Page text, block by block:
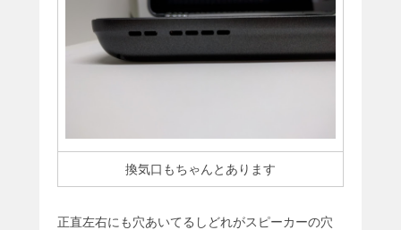
換気口もちゃんとあります
正直左右にも穴あいてるしどれがスピーカーの穴